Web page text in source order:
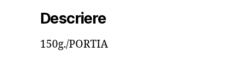
Descriere
150g./PORTIA